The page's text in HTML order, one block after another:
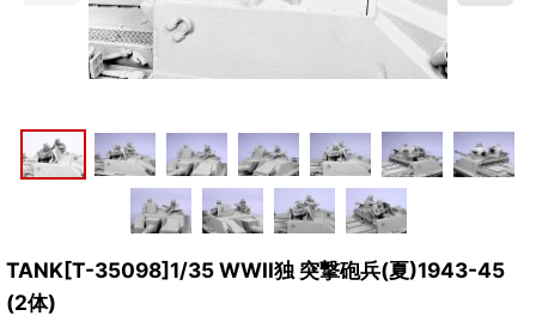
TANK[T-35098]1/35 WWII独 突撃砲兵(夏)1943-45
(2体)